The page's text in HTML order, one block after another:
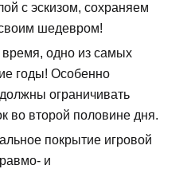
с эскизом, сохраняем
шедевром!
одно из самых
годы! Особенно
ограничивать
во второй половине дня.
покрытие игровой
и